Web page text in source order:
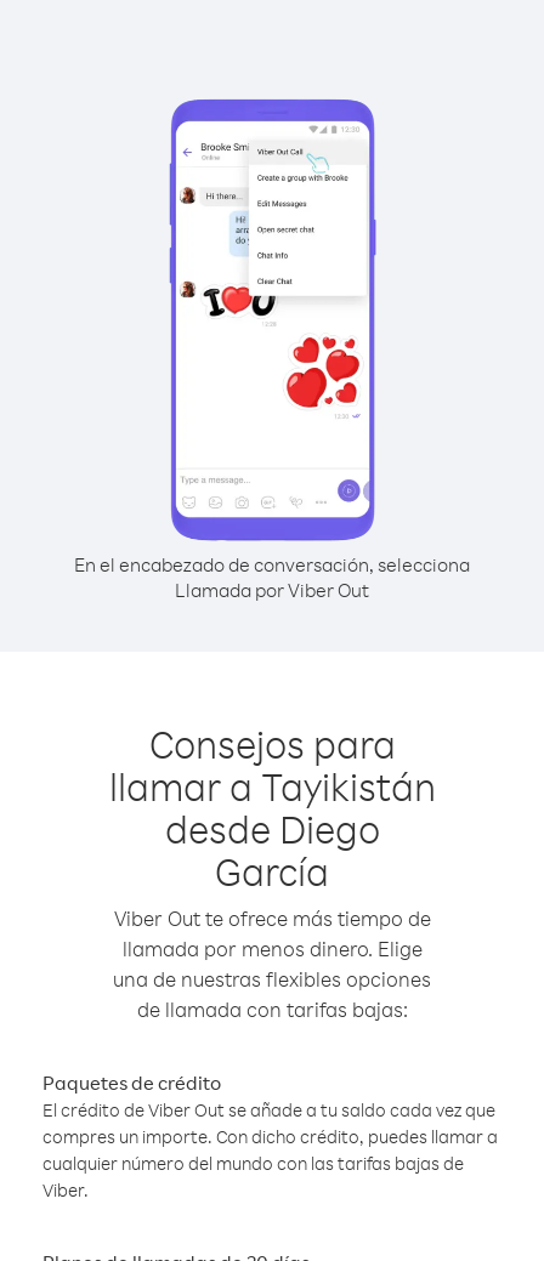
En el encabezado de conversación, selecciona
Llamada por Viber Out
Consejos para
llamar a Tayikistán
desde Diego
García
Viber Out te ofrece más tiempo de
llamada por menos dinero. Elige
una de nuestras flexibles opciones
de llamada con tarifas bajas:
Paquetes de crédito
El crédito de Viber Out se añade a tu saldo cada vez que
compres un importe. Con dicho crédito, puedes llamar a
cualquier número del mundo con las tarifas bajas de
Viber.